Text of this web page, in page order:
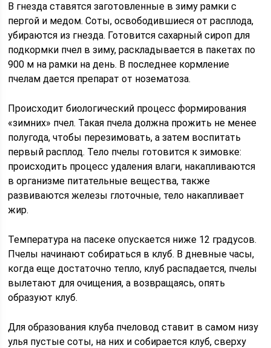
В гнезда ставятся заготовленные в зиму рамки с
пергой и медом. Соты, освободившиеся от расплода,
убираются из гнезда. Готовится сахарный сироп для
подкормки пчел в зиму, раскладывается в пакетах по
900 м на рамки на день. В последнее кормление
пчелам дается препарат от нозематоза.
Происходит биологический процесс формирования
«зимних» пчел. Такая пчела должна прожить не менее
полугода, чтобы перезимовать, а затем воспитать
первый расплод. Тело пчелы готовится к зимовке:
происходить процесс удаления влаги, накапливаются
в организме питательные вещества, также
развиваются железы глоточные, тело накапливает
жир.
Температура на пасеке опускается ниже 12 градусов.
Пчелы начинают собираться в клуб. В дневные часы,
когда еще достаточно тепло, клуб распадается, пчелы
вылетают для очищения, а возвращаясь, опять
образуют клуб.
Для образования клуба пчеловод ставит в самом низу
улья пустые соты, на них и собирается клуб, сверху